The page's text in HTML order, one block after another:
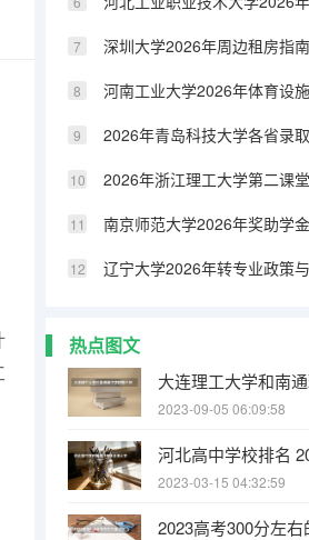
热点图文
2023-09-05 06:09:58
2023-03-15 04:32:59